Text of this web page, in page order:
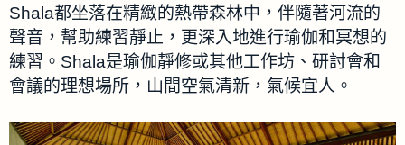
Shala都坐落在精緻的熱帶森林中，伴隨著河流的
聲音，幫助練習靜止，更深入地進行瑜伽和冥想的
練習。Shala是瑜伽靜修或其他工作坊、研討會和
會議的理想場所，山間空氣清新，氣候宜人。